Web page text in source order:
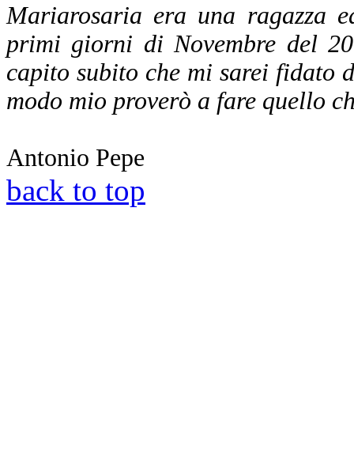
Mariarosaria era una ragazza
primi giorni di Novembre del
capito subito che mi sarei fidato
modo mio proverò a fare quello
Antonio Pepe
back to top